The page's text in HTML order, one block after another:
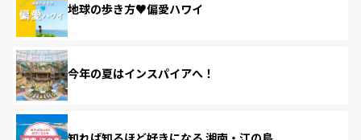
地球の歩き方♥偏愛ハワイ
今年の夏はインスパイアへ！